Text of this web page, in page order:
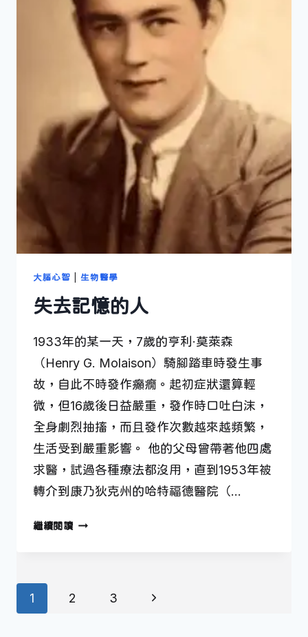
有
自
由
大腦心智 |生物醫學
失去記憶的人
1933年的某一天，7歲的亨利·莫萊森
（Henry G. Molaison）騎腳踏車時發生事
故，自此不時發作癲癇。起初症狀還算輕
微，但16歲後日益嚴重，發作時口吐白沫，
全身劇烈抽搐，而且發作次數越來越頻繁，
生活受到嚴重影響。 他的父母曾帶著他四處
求醫，試過各種療法都沒用，直到1953年被
轉介到康乃狄克州的哈特福德醫院（…
繼續閱讀失
的
Page
navigation
1 2 3
Next